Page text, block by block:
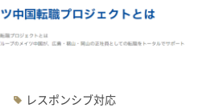
レスポンシブ対応